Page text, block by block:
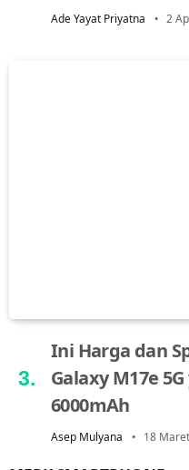
Ade Yayat Priyatna 2
Ini Harga dan
Galaxy M17e
6000mAh
Asep Mulyana 18